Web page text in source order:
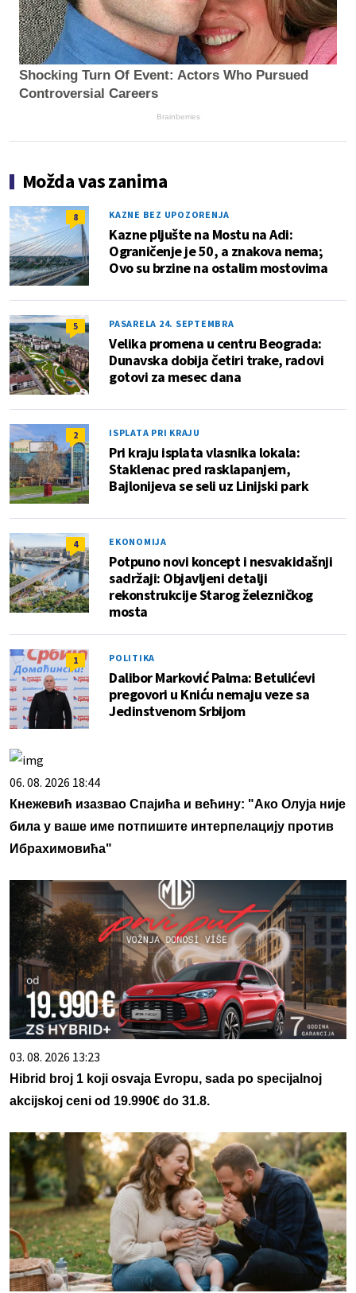
Shocking Turn Of Event: Actors Who Pursued
Controversial Careers
Brainberries
Možda vas zanima
8 KAZNE BEZ UPOZORENJA
Kazne pljušte na Mostu na Adi:
Ograničenje je 50, a znakova nema;
Ovo su brzine na ostalim mostovima
5 PASARELA 24. SEPTEMBRA
Velika promena u centru Beograda:
Dunavska dobija četiri trake, radovi
gotovi za mesec dana
2 ISPLATA PRI KRAJU
Pri kraju isplata vlasnika lokala:
Staklenac pred rasklapanjem,
Bajlonijeva se seli uz Linijski park
4 EKONOMIJA
Potpuno novi koncept i nesvakidašnji
sadržaji: Objavljeni detalji
rekonstrukcije Starog železničkog
mosta
1 POLITIKA
Dalibor Marković Palma: Betulićevi
pregovori u Kniću nemaju veze sa
Jedinstvenom Srbijom
06. 08. 2026 18:44
Кнежевић изазвао Спајића и већину: "Ако Олуја није
била у ваше име потпишите интерпелацију против
Ибрахимовића"
03. 08. 2026 13:23
Hibrid broj 1 koji osvaja Evropu, sada po specijalnoj
akcijskoj ceni od 19.990€ do 31.8.